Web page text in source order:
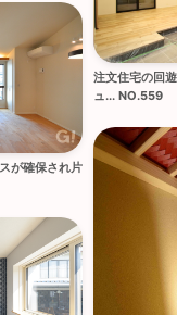
注文住宅の回
ュ... NO.559
が確保され片